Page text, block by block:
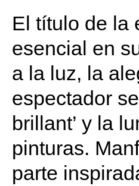
El título de la
esencial en
a la luz, la
espectador
brillant’ y la
pinturas.
parte